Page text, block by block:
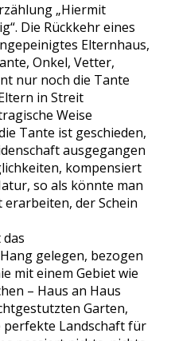
„Hiermit
Die Rückkehr eines
Elternhaus,
Onkel, Vetter,
nur noch die Tante
in Streit
Weise
Tante ist geschieden,
ausgegangen
kompensiert
so als könnte man
der Schein
Hang gelegen, bezogen
mit einem Gebiet wie
– Haus an Haus
Garten,
perfekte Landschaft für